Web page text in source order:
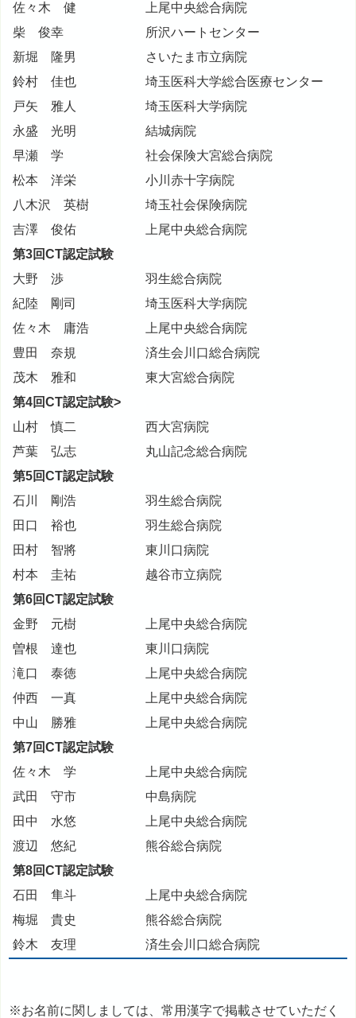
佐々木 健
上尾中央総合病院
柴 俊幸
所沢ハートセンター
新堀 隆男
さいたま市立病院
鈴村 佳也
埼玉医科大学総合医療センター
戸矢 雅人
埼玉医科大学病院
永盛 光明
結城病院
早瀬 学
社会保険大宮総合病院
松本 洋栄
小川赤十字病院
八木沢 英樹
埼玉社会保険病院
吉澤 俊佑
上尾中央総合病院
第3回CT認定試験
大野 渉
羽生総合病院
紀陸 剛司
埼玉医科大学病院
佐々木 庸浩
上尾中央総合病院
豊田 奈規
済生会川口総合病院
茂木 雅和
東大宮総合病院
第4回CT認定試験>
山村 慎二
西大宮病院
芦葉 弘志
丸山記念総合病院
第5回CT認定試験
石川 剛浩
羽生総合病院
田口 裕也
羽生総合病院
田村 智將
東川口病院
村本 圭祐
越谷市立病院
第6回CT認定試験
金野 元樹
上尾中央総合病院
曽根 達也
東川口病院
滝口 泰徳
上尾中央総合病院
仲西 一真
上尾中央総合病院
中山 勝雅
上尾中央総合病院
第7回CT認定試験
佐々木 学
上尾中央総合病院
武田 守市
中島病院
田中 水悠
上尾中央総合病院
渡辺 悠紀
熊谷総合病院
第8回CT認定試験
石田 隼斗
上尾中央総合病院
梅堀 貴史
熊谷総合病院
鈴木 友理
済生会川口総合病院
※お名前に関しましては、常用漢字で掲載させていただく